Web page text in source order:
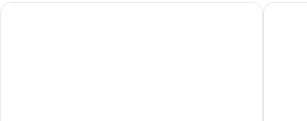
Royal Palm Resort & Spa - Adults Only SBH